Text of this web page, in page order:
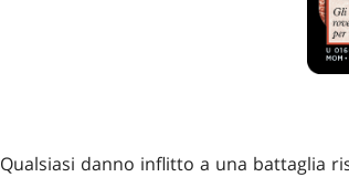
Qualsiasi danno inflitto a una battaglia